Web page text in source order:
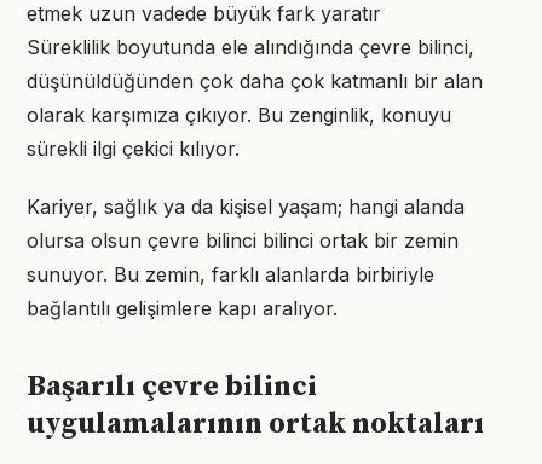
etmek uzun vadede büyük fark yaratır
Süreklilik boyutunda ele alındığında çevre bilinci,
düşünüldüğünden çok daha çok katmanlı bir alan
olarak karşımıza çıkıyor. Bu zenginlik, konuyu
sürekli ilgi çekici kılıyor.
Kariyer, sağlık ya da kişisel yaşam; hangi alanda
olursa olsun çevre bilinci bilinci ortak bir zemin
sunuyor. Bu zemin, farklı alanlarda birbiriyle
bağlantılı gelişimlere kapı aralıyor.
Başarılı çevre bilinci
uygulamalarının ortak noktaları